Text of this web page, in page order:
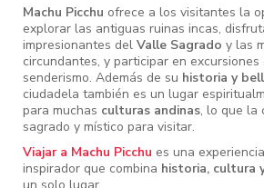
Machu Picchu ofrece a los visitantes la
explorar las antiguas ruinas incas,
impresionantes del Valle Sagrado y las
circundantes, y participar en
senderismo. Además de su historia y
ciudadela también es un lugar
para muchas culturas andinas, lo que la
sagrado y místico para visitar.
Viajar a Machu Picchu es una
inspirador que combina historia, cultura